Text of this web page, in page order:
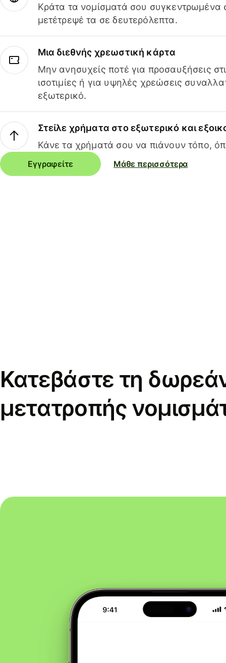
Κράτα τα νομίσματά σου συγκεντρωμένα
μετέτρεψέ τα σε δευτερόλεπτα.
Μια διεθνής χρεωστική κάρτα
Μην ανησυχείς ποτέ για προσαυξήσεις
ισοτιμίες ή για υψηλές χρεώσεις
εξωτερικό.
Στείλε χρήματα στο εξωτερικό και
Κάνε τα χρήματά σου να πιάνουν τόπο,
Εγγραφείτε Μάθε περισσότερα
Κατεβάστε τη
μετατροπής